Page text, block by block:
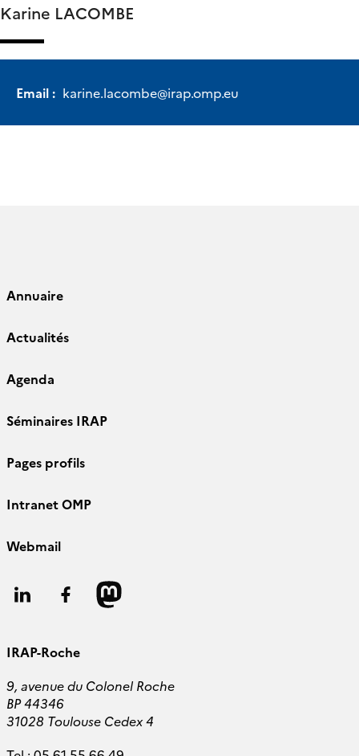
Karine LACOMBE
Email : karine.lacombe@irap.omp.eu
Annuaire
Actualités
Agenda
Séminaires IRAP
Pages profils
Intranet OMP
Webmail
Follow Follow
IRAP-Roche
9, avenue du Colonel Roche
BP 44346
31028 Toulouse Cedex 4